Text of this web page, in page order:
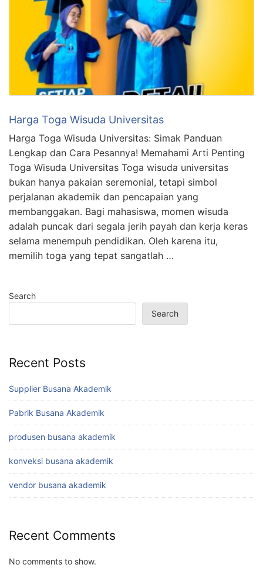
Harga Toga Wisuda Universitas
Harga Toga Wisuda Universitas: Simak Panduan
Lengkap dan Cara Pesannya! Memahami Arti Penting
Toga Wisuda Universitas Toga wisuda universitas
bukan hanya pakaian seremonial, tetapi simbol
perjalanan akademik dan pencapaian yang
membanggakan. Bagi mahasiswa, momen wisuda
adalah puncak dari segala jerih payah dan kerja keras
selama menempuh pendidikan. Oleh karena itu,
memilih toga yang tepat sangatlah …
Search
Search
Recent Posts
Supplier Busana Akademik
Pabrik Busana Akademik
produsen busana akademik
konveksi busana akademik
vendor busana akademik
Recent Comments
No comments to show.